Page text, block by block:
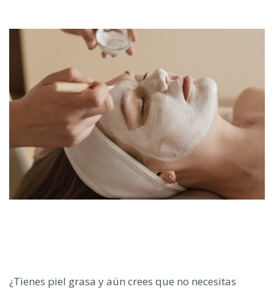
¿Tienes piel grasa y aún crees que no necesitas